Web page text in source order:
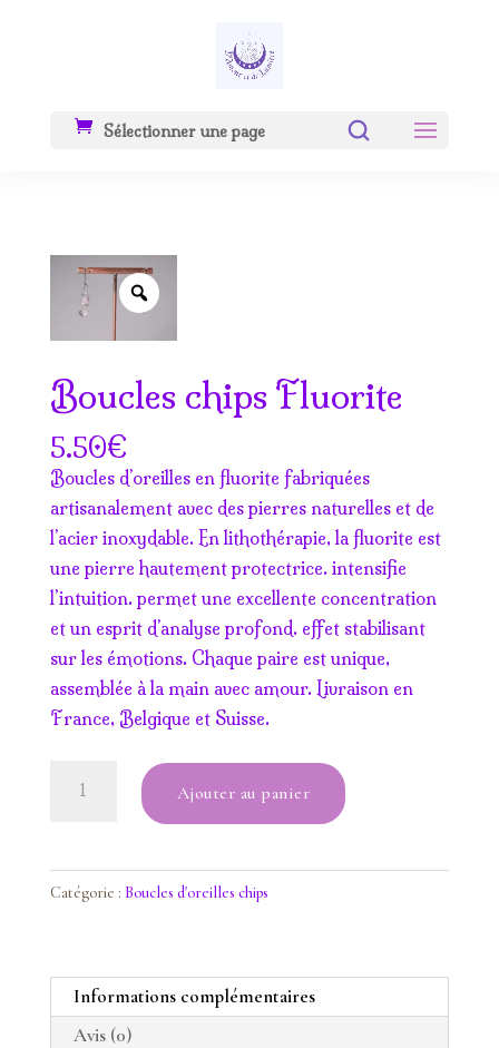
Sélectionner une page
Zoom
Boucles chips Fluorite
5.50€
Boucles d’oreilles en fluorite fabriquées
artisanalement avec des pierres naturelles et de
l’acier inoxydable. En lithothérapie, la fluorite est
une pierre hautement protectrice. intensifie
l’intuition. permet une excellente concentration
et un esprit d’analyse profond. effet stabilisant
sur les émotions. Chaque paire est unique,
assemblée à la main avec amour. Livraison en
France, Belgique et Suisse.
Fluorite
Ajouter au panier
Catégorie : Boucles d'oreilles chips
Informations complémentaires
Avis (0)